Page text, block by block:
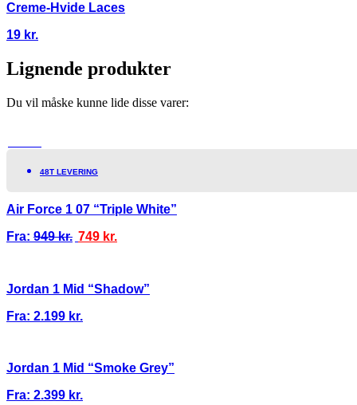
Creme-Hvide Laces
19 kr.
Lignende produkter
Du vil måske kunne lide disse varer:
48T LEVERING
Air Force 1 07 “Triple White”
Fra: 949kr. 749 kr.
Jordan 1 Mid “Shadow”
Fra: 2.199 kr.
Jordan 1 Mid “Smoke Grey”
Fra: 2.399 kr.